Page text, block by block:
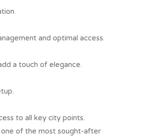
and optimal access.
a touch of elegance.
to all key city points.
one of the most sought-after